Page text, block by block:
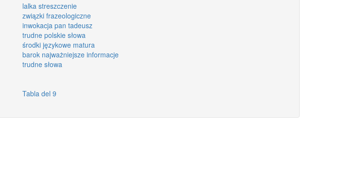
lalka streszczenie
związki frazeologiczne
inwokacja pan tadeusz
trudne polskie słowa
środki językowe matura
barok najważniejsze informacje
trudne słowa
Tabla del 9